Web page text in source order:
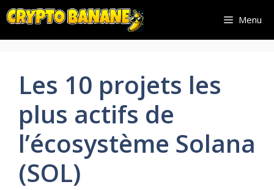
Aller
au
contenu
Menu
Les 10 projets les
plus actifs de
l’écosystème Solana
(SOL)